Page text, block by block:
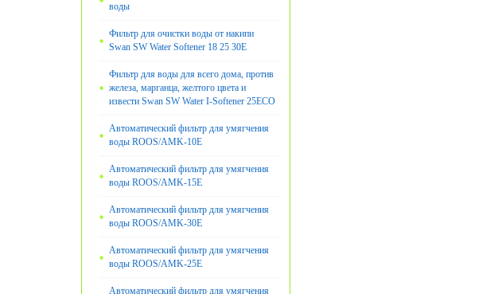
воды
Фильтр для очистки воды от накипи
Swan SW Water Softener 18 25 30E
Фильтр для воды для всего дома, против
железа, марганца, желтого цвета и
извести Swan SW Water I-Softener 25ECO
Автоматический фильтр для умягчения
воды ROOS/AMK-10E
Автоматический фильтр для умягчения
воды ROOS/AMK-15E
Автоматический фильтр для умягчения
воды ROOS/AMK-30E
Автоматический фильтр для умягчения
воды ROOS/AMK-25E
Автоматический фильтр для умягчения